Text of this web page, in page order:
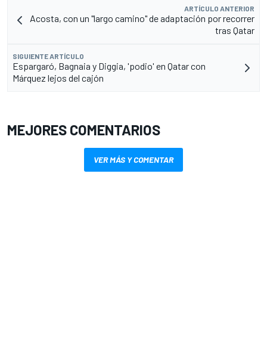
ARTÍCULO ANTERIOR
Acosta, con un "largo camino" de adaptación por recorrer
tras Qatar
SIGUIENTE ARTÍCULO
Espargaró, Bagnaia y Diggia, 'podio' en Qatar con
Márquez lejos del cajón
MEJORES COMENTARIOS
VER MÁS Y COMENTAR